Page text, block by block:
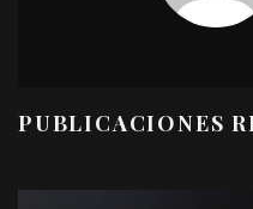
PUBLICACIONES